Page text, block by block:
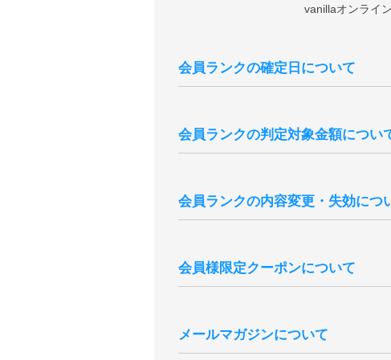
vanillaオンライ
会員ランクの確定日について
※現在の会員ランク、過去3年分のご注文
会員ランクの判定対象金額につい
※会員ランク確定後、会員ランクの更新
会員ランクの内容変更・失効につ
退会後新たに会員登録いただきましても
会員様限定クーポンについて
シーズンクーポンについて、会員ランク
メールマガジンについて